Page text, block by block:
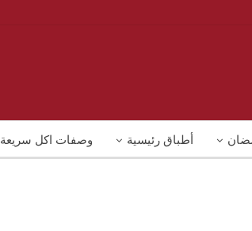
أطباق رئيسية وصفات اكل سريعة